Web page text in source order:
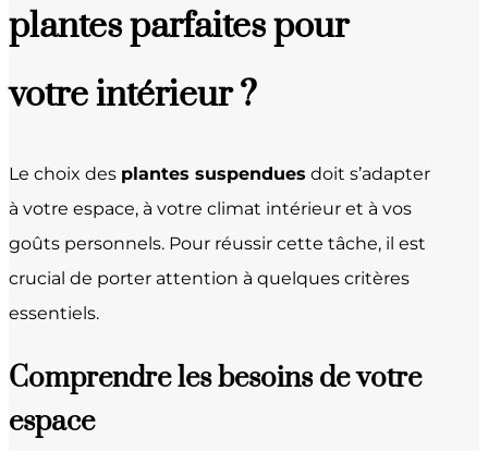
plantes parfaites pour
votre intérieur ?
Le choix des plantes suspendues doit s’adapter
à votre espace, à votre climat intérieur et à vos
goûts personnels. Pour réussir cette tâche, il est
crucial de porter attention à quelques critères
essentiels.
Comprendre les besoins de votre
espace